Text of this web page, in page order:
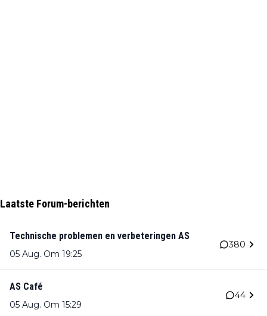
Laatste Forum-berichten
Technische problemen en verbeteringen AS
05 Aug. Om 19:25
380
AS Café
05 Aug. Om 15:29
44